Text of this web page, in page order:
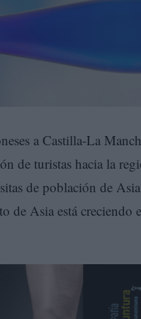
a Castilla-La
de turistas hacia la
de población de
de Asia está creciendo